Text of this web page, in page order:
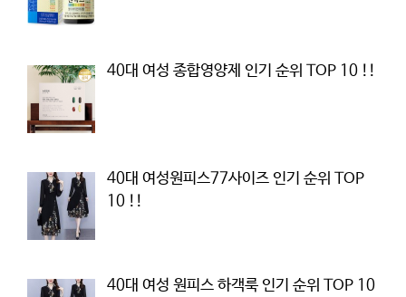
40대 여성 종합영양제 인기 순위 TOP 10 !!
40대 여성원피스77사이즈 인기 순위 TOP
10 !!
40대 여성 원피스 하객룩 인기 순위 TOP 10